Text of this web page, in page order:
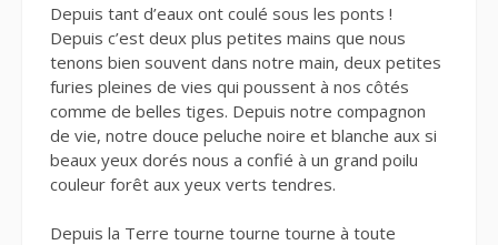
Depuis tant d’eaux ont coulé sous les ponts !
Depuis c’est deux plus petites mains que nous
tenons bien souvent dans notre main, deux petites
furies pleines de vies qui poussent à nos côtés
comme de belles tiges. Depuis notre compagnon
de vie, notre douce peluche noire et blanche aux si
beaux yeux dorés nous a confié à un grand poilu
couleur forêt aux yeux verts tendres.
Depuis la Terre tourne tourne tourne à toute